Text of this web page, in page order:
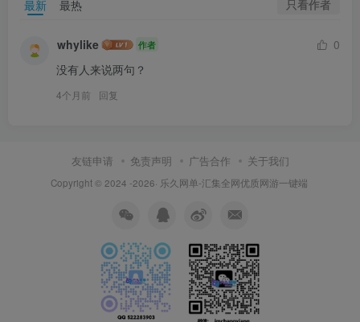
最新 最热 只看作者
whylike 作者
0
没有人来说两句？
4个月前 回复
友链申请 免责声明 广告合作 关于我们
Copyright © 2024 -2026· 乐久网单-汇集全网优质网游一键端